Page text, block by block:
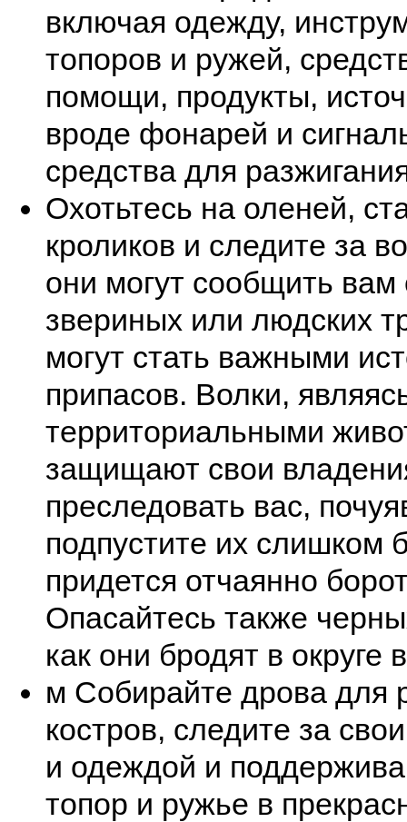
включая одежду,
топоров и ружей,
помощи, продукты,
вроде фонарей и
средства для
Охотьтесь на оленей,
кроликов и следите за
они могут сообщить вам
звериных или людских
могут стать важными
припасов. Волки,
территориальными
защищают свои
преследовать вас,
подпустите их слишком
придется отчаянно
Опасайтесь также
как они бродят в округе
м Собирайте дрова для
костров, следите за
и одеждой и
топор и ружье в